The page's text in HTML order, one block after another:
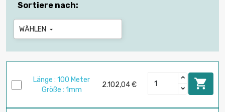
Sortiere nach:
WÄHLEN 
Länge : 100 Meter
Größe : 1mm
2.102,04 € 